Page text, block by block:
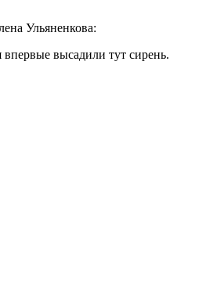
Ульяненкова:
высадили тут сирень.